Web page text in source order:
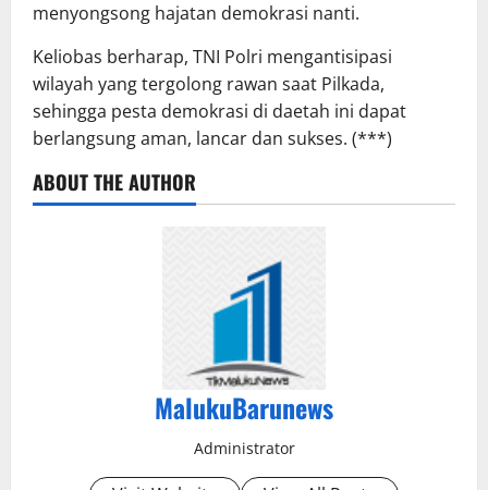
menyongsong hajatan demokrasi nanti.
Keliobas berharap, TNI Polri mengantisipasi
wilayah yang tergolong rawan saat Pilkada,
sehingga pesta demokrasi di daetah ini dapat
berlangsung aman, lancar dan sukses. (***)
ABOUT THE AUTHOR
MalukuBarunews
Administrator